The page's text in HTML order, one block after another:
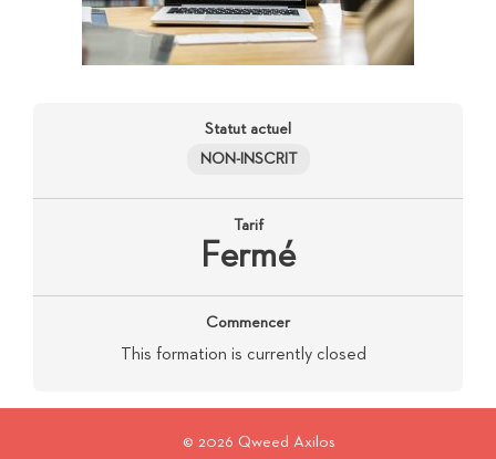
Statut actuel
NON-INSCRIT
Tarif
Fermé
Commencer
This formation is currently closed
© 2026 Qweed Axilos